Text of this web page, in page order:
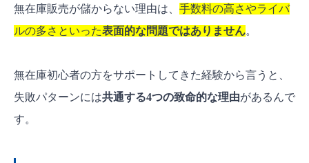
無在庫販売の仕入れ先はどこですか？
無在庫販売は魔法ではないけど、「勝てるルー
ト」はある！
無在庫販売が儲からない理由は、 手数料の高さやライバ
ルの多さといった表面的な問題ではありません。
無在庫初心者の方をサポートしてきた経験から言うと、
失敗パターンには共通する4つの致命的な理由があるんで
す。